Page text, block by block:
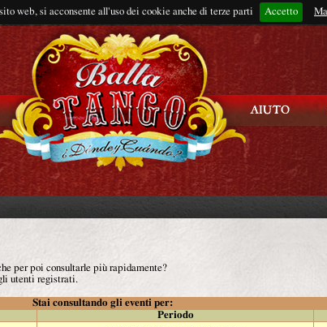
web, si acconsente all'uso dei cookie anche di terze parti Accetto
Rimani
per poi consultarle più rapidamente?
utenti registrati.
Stai consultando gli eventi per:
Periodo